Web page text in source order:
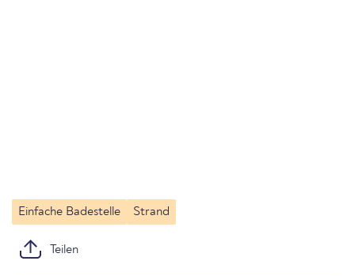
Einfache Badestelle Strand
Teilen